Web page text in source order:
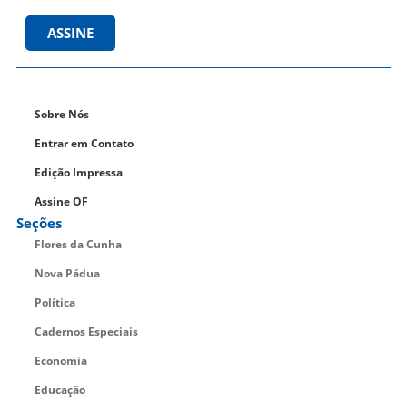
ASSINE
Sobre Nós
Entrar em Contato
Edição Impressa
Assine OF
Seções
Flores da Cunha
Nova Pádua
Política
Cadernos Especiais
Economia
Educação